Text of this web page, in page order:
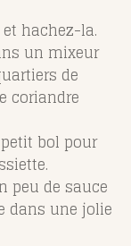
hachez-la.
un mixeur
de
coriandre
bol pour
peu de sauce
dans une jolie